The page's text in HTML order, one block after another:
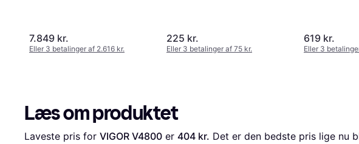
7.849 kr.
Eller 3 betalinger af 2.616 kr.
225 kr.
Eller 3 betalinger af 75 kr.
619 kr.
Eller 3
Læs om produktet
Laveste pris for VIGOR V4800 er 404 kr. Det er den bedste pris lige nu